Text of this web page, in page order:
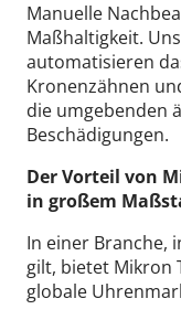
Manuelle
Maßhaltigkeit.
automatisieren
Kronenzähnen
die umgebenden
Beschädigungen.
Der Vorteil von
in großem
In einer Branche,
gilt, bietet Mikron
globale